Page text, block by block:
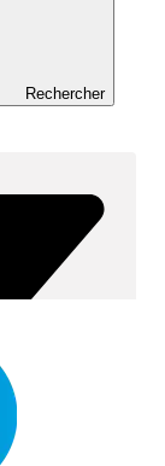
Rechercher